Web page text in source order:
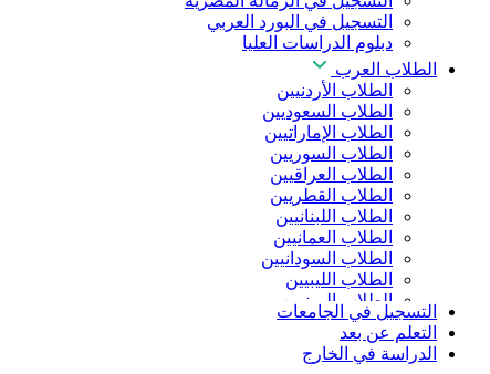
دراسة الذكاء الاصطناعي
دراسة الأمن السيبراني
التسجيل في البورد العربي
دبلوم الدراسات العليا
الطلاب العرب
الطلاب الأردنيين
الطلاب السعوديين
الطلاب الإماراتيين
الطلاب السوريين
الطلاب العراقيين
الطلاب القطريين
الطلاب اللبنانيين
الطلاب العمانيين
الطلاب السودانيين
الطلاب الليبيين
الطلاب اليمنيين
التسجيل في الجامعات
التعلم عن بعد
الدراسة في الخارج